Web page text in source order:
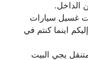
الداخل.
غسيل سيارات
اينما كنتم في
يجي البيت